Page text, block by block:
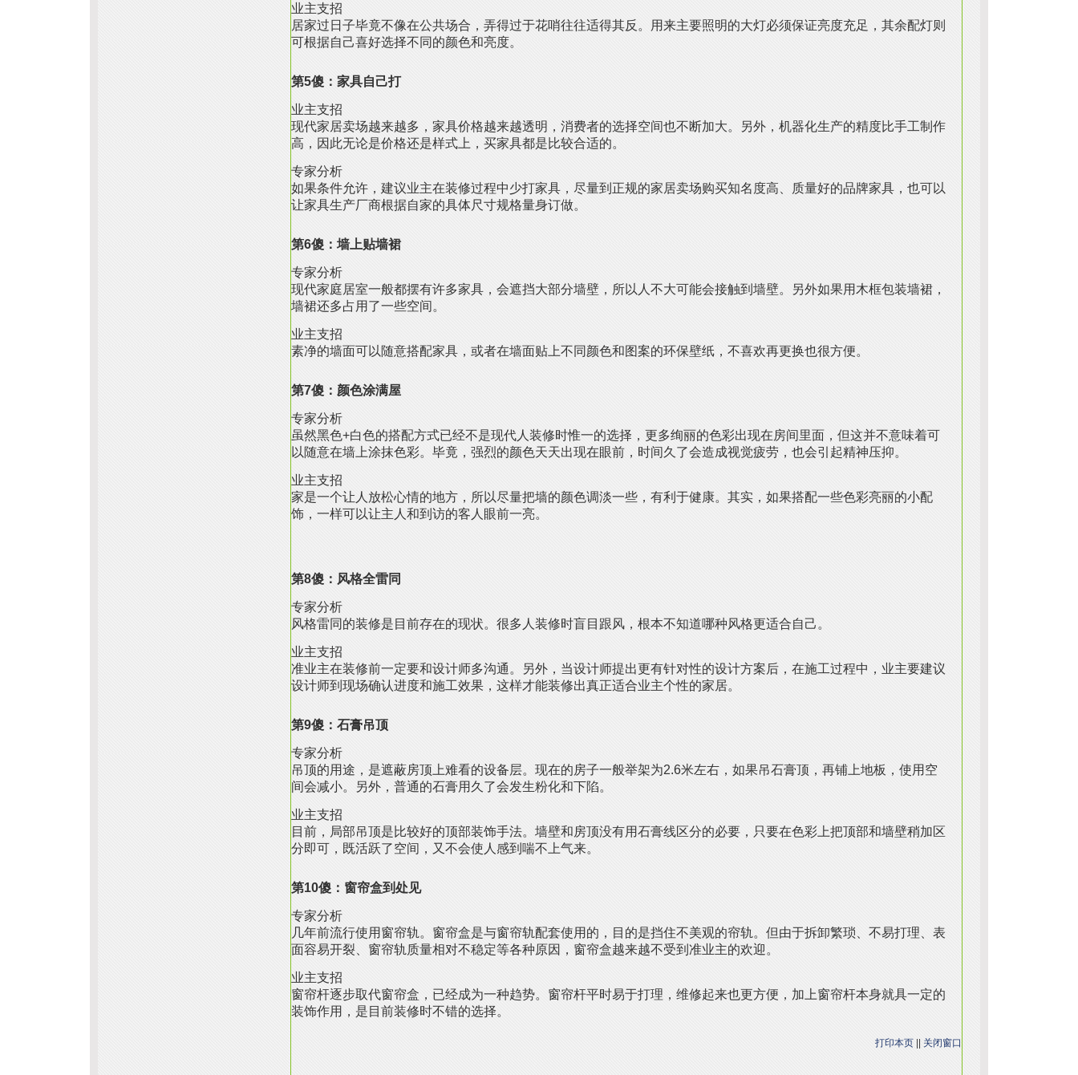
业主支招
居家过日子毕竟不像在公共场合，弄得过于花哨往往适得其反。用来主要照明的大灯必须保证亮度充足，其余配灯则
可根据自己喜好选择不同的颜色和亮度。
第5傻：家具自己打
业主支招
现代家居卖场越来越多，家具价格越来越透明，消费者的选择空间也不断加大。另外，机器化生产的精度比手工制作
高，因此无论是价格还是样式上，买家具都是比较合适的。
专家分析
如果条件允许，建议业主在装修过程中少打家具，尽量到正规的家居卖场购买知名度高、质量好的品牌家具，也可以
让家具生产厂商根据自家的具体尺寸规格量身订做。
第6傻：墙上贴墙裙
专家分析
现代家庭居室一般都摆有许多家具，会遮挡大部分墙壁，所以人不大可能会接触到墙壁。另外如果用木框包装墙裙，
墙裙还多占用了一些空间。
业主支招
素净的墙面可以随意搭配家具，或者在墙面贴上不同颜色和图案的环保壁纸，不喜欢再更换也很方便。
第7傻：颜色涂满屋
专家分析
虽然黑色+白色的搭配方式已经不是现代人装修时惟一的选择，更多绚丽的色彩出现在房间里面，但这并不意味着可
以随意在墙上涂抹色彩。毕竟，强烈的颜色天天出现在眼前，时间久了会造成视觉疲劳，也会引起精神压抑。
业主支招
家是一个让人放松心情的地方，所以尽量把墙的颜色调淡一些，有利于健康。其实，如果搭配一些色彩亮丽的小配
饰，一样可以让主人和到访的客人眼前一亮。
第8傻：风格全雷同
专家分析
风格雷同的装修是目前存在的现状。很多人装修时盲目跟风，根本不知道哪种风格更适合自己。
业主支招
准业主在装修前一定要和设计师多沟通。另外，当设计师提出更有针对性的设计方案后，在施工过程中，业主要建议
设计师到现场确认进度和施工效果，这样才能装修出真正适合业主个性的家居。
第9傻：石膏吊顶
专家分析
吊顶的用途，是遮蔽房顶上难看的设备层。现在的房子一般举架为2.6米左右，如果吊石膏顶，再铺上地板，使用空
间会减小。另外，普通的石膏用久了会发生粉化和下陷。
业主支招
目前，局部吊顶是比较好的顶部装饰手法。墙壁和房顶没有用石膏线区分的必要，只要在色彩上把顶部和墙壁稍加区
分即可，既活跃了空间，又不会使人感到喘不上气来。
第10傻：窗帘盒到处见
专家分析
几年前流行使用窗帘轨。窗帘盒是与窗帘轨配套使用的，目的是挡住不美观的帘轨。但由于拆卸繁琐、不易打理、表
面容易开裂、窗帘轨质量相对不稳定等各种原因，窗帘盒越来越不受到准业主的欢迎。
业主支招
窗帘杆逐步取代窗帘盒，已经成为一种趋势。窗帘杆平时易于打理，维修起来也更方便，加上窗帘杆本身就具一定的
装饰作用，是目前装修时不错的选择。
打印本页 关闭窗口